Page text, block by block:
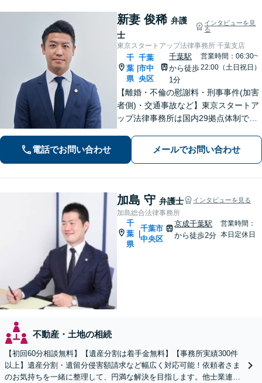
新妻 俊稀 弁護
士
インタビューを見
る
東京スタートアップ法律事務所 千葉支店
千
葉
県
千葉
市中
央区
千葉駅
から徒歩
1分
営業時間：06:30~
22:00（土日祝日）
【離婚・不倫の慰謝料・刑事事件(加害
者側)・交通事故など】東京スタートア
ップ法律事務所は国内29拠点体制で全
対応(法律相談は完全予約制)】各分野で
専門性の高い弁護士が寄り添い解決を
電話でお問い合わせ メールでお問い合わせ
加島 守 弁護士 インタビューを見る
加島総合法律事務所
千
葉
県
千葉市
中央区
京成千葉駅
から徒歩2分
営業時間：
本日定休日
不動産・土地の相続
【初回60分相談無料】【遺産分割は着手金無料】【事務所実績300件
以上】遺産分割・遺留分侵害額請求など幅広く対応可能！依頼者さま
のお気持ちを一緒に整理して、円満な解決を目指します。他士業連携